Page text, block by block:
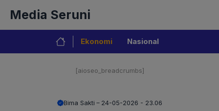
isi
Media Seruni
Ekonomi Nasional
[aioseo_breadcrumbs]
Bima Sakti 24-05-2026 - 23.06